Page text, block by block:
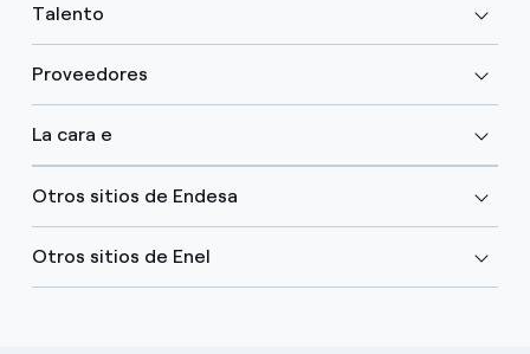
Talento
Proveedores
La cara e
Otros sitios de Endesa
Otros sitios de Enel